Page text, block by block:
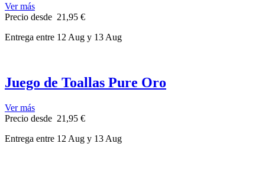
Ver más
Precio desde 21,95 €
Entrega entre 12 Aug y 13 Aug
Juego de Toallas Pure Oro
Ver más
Precio desde 21,95 €
Entrega entre 12 Aug y 13 Aug